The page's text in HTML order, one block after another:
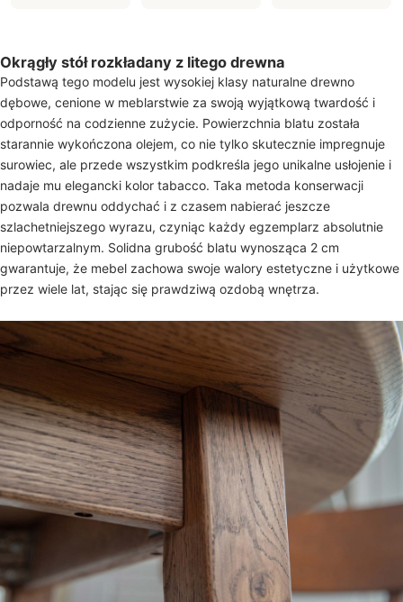
Okrągły stół rozkładany z litego drewna
Podstawą tego modelu jest wysokiej klasy naturalne drewno
dębowe, cenione w meblarstwie za swoją wyjątkową twardość i
odporność na codzienne zużycie. Powierzchnia blatu została
starannie wykończona olejem, co nie tylko skutecznie impregnuje
surowiec, ale przede wszystkim podkreśla jego unikalne usłojenie i
nadaje mu elegancki kolor tabacco. Taka metoda konserwacji
pozwala drewnu oddychać i z czasem nabierać jeszcze
szlachetniejszego wyrazu, czyniąc każdy egzemplarz absolutnie
niepowtarzalnym. Solidna grubość blatu wynosząca 2 cm
gwarantuje, że mebel zachowa swoje walory estetyczne i użytkowe
przez wiele lat, stając się prawdziwą ozdobą wnętrza.